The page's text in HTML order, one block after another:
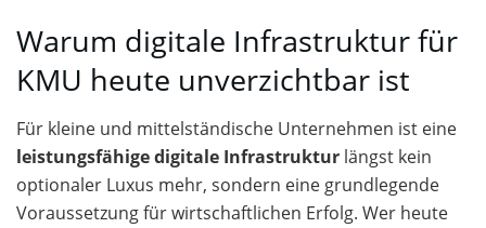
Warum digitale Infrastruktur für
KMU heute unverzichtbar ist
Für kleine und mittelständische Unternehmen ist eine
leistungsfähige digitale Infrastruktur längst kein
optionaler Luxus mehr, sondern eine grundlegende
Voraussetzung für wirtschaftlichen Erfolg. Wer heute